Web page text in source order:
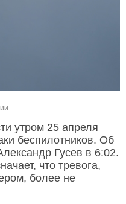
утром 25 апреля
беспилотников. Об
Гусев в 6:02.
что тревога,
более не